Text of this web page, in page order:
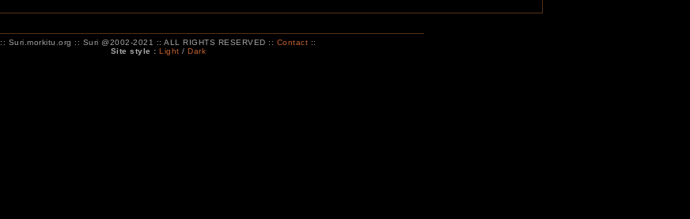
:: Suri.morkitu.org :: Suri @2002-2021 :: ALL RIGHTS RESERVED :: Contact ::
Site style :Light /Dark